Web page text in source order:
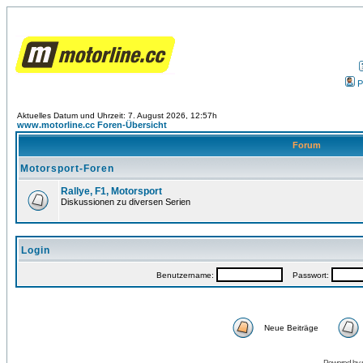
Aktuelles Datum und Uhrzeit: 7. August 2026, 12:57h
www.motorline.cc Foren-Übersicht
Forum
Motorsport-Foren
Rallye, F1, Motorsport
Diskussionen zu diversen Serien
Login
Benutzername: Passwort:
Neue Beiträge